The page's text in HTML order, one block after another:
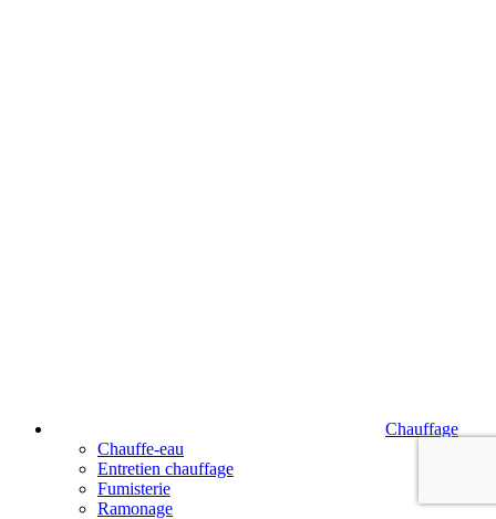
Chauffage
Chauffe-eau
Entretien chauffage
Fumisterie
Ramonage